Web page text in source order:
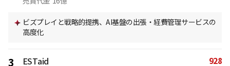
ビズプレイと戦略的提携、AI基盤の出張・経費管理サービスの
高度化
3 ESTaid 928